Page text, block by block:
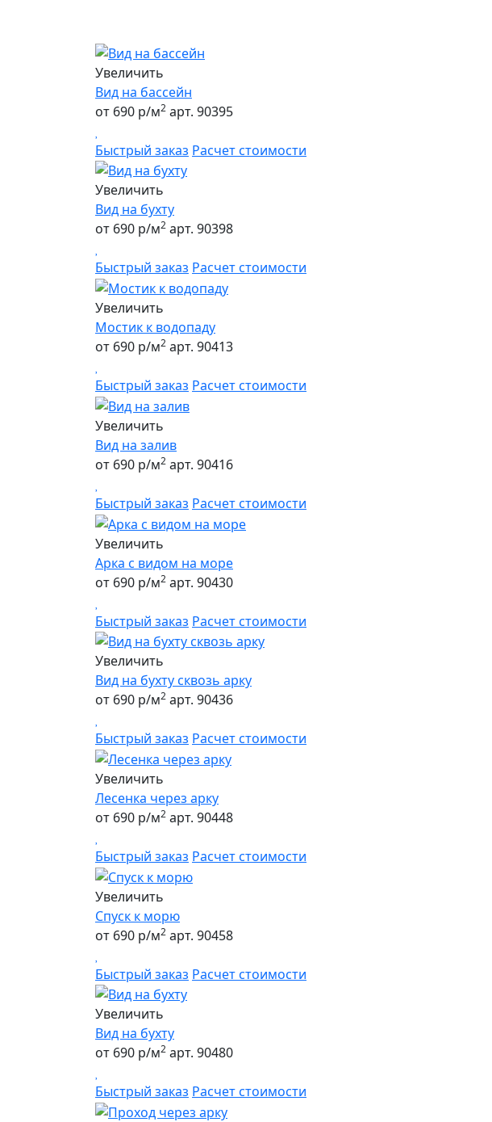
Увеличить
Вид на бассейн
от 690 р/м2 арт. 90395
Быстрый заказ Расчет стоимости
Увеличить
Вид на бухту
от 690 р/м2 арт. 90398
Быстрый заказ Расчет стоимости
Увеличить
Мостик к водопаду
от 690 р/м2 арт. 90413
Быстрый заказ Расчет стоимости
Увеличить
Вид на залив
от 690 р/м2 арт. 90416
Быстрый заказ Расчет стоимости
Увеличить
Арка с видом на море
от 690 р/м2 арт. 90430
Быстрый заказ Расчет стоимости
Увеличить
Вид на бухту сквозь арку
от 690 р/м2 арт. 90436
Быстрый заказ Расчет стоимости
Увеличить
Лесенка через арку
от 690 р/м2 арт. 90448
Быстрый заказ Расчет стоимости
Увеличить
Спуск к морю
от 690 р/м2 арт. 90458
Быстрый заказ Расчет стоимости
Увеличить
Вид на бухту
от 690 р/м2 арт. 90480
Быстрый заказ Расчет стоимости